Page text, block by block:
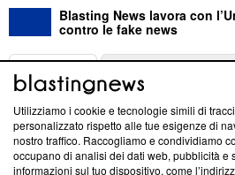
Blasting News lavora con
contro le fake news
ABOUT
Questa sezione offre informazioni
News, sui nostri processi editoriali e
creare news di qualità. Inoltre,
Utilizziamo i cookie e tecnologie simili di
personalizzato rispetto alle tue esigenze di
nostro traffico. Raccogliamo e condividiamo
occupano di analisi dei dati web, pubblicità e
informazioni sul tuo dispositivo, come